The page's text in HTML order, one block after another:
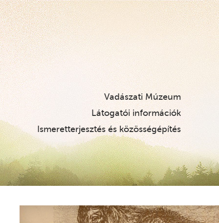
Vadászati Múzeum
Látogatói információk
Ismeretterjesztés és közösségépítés